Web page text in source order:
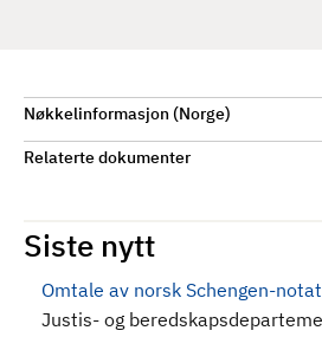
Nøkkelinformasjon (Norge)
Relaterte dokumenter
Siste nytt
Omtale av norsk Schengen-
Justis- og